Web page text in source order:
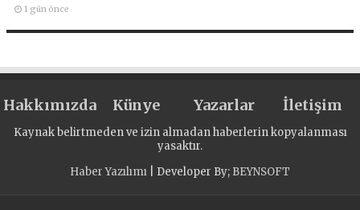
1 gün önce
Hakkımızda Künye Yazarlar İletişim
Kaynak belirtmeden ve izin almadan haberlerin kopyalanması
yasaktır.
Haber Yazılımı | Developer By; BEYNSOFT